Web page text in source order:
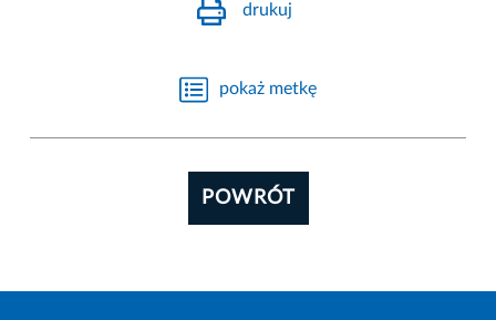
drukuj
pokaż metkę
POWRÓT